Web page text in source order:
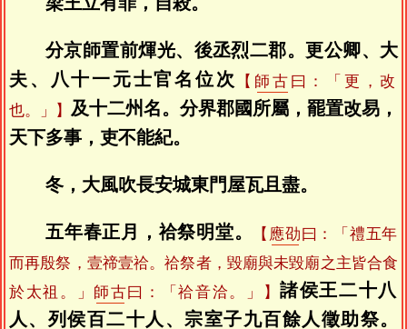
分京師置前煇光、後丞烈二郡。更公卿、大
夫、八十一元士官名位次
【 師古 曰：「更，改
也。」】 及十二州名。分界郡國所屬，罷置改易，
天下多事，吏不能紀。
冬，大風吹長安城東門屋瓦且盡。
五年春正月，祫祭明堂。 【 應劭曰：「禮五年
而再殷祭，壹禘壹祫。祫祭者，毀廟與未毀廟之主皆合食
於太祖。」 師古曰：「祫音洽。」】諸侯王二十八
人、列侯百二十人、宗室子九百餘人徵助祭。